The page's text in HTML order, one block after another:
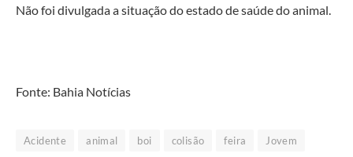
Não foi divulgada a situação do estado de saúde do animal.
Fonte: Bahia Notícias
Acidente animal boi colisão feira Jovem